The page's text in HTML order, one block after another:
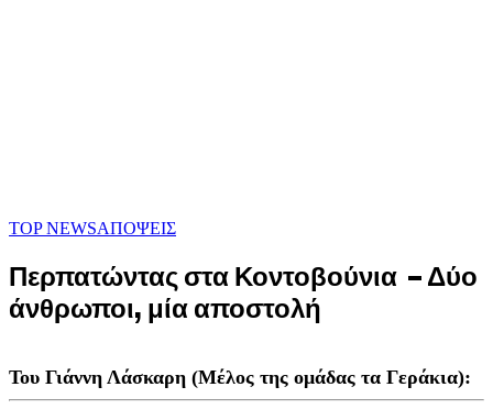
TOP NEWSΑΠΟΨΕΙΣ
Περπατώντας στα Κοντοβούνια – Δύο
άνθρωποι, μία αποστολή
Του Γιάννη Λάσκαρη (Μέλος της ομάδας τα Γεράκια):